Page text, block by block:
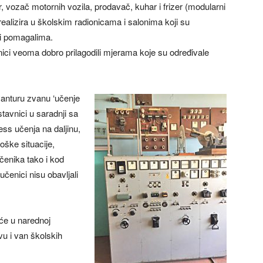
vozač motornih vozila, prodavač, kuhar i frizer (modularni
u školskim radionicama i salonima koji su
veoma dobro prilagodili mjerama koje su određivale
zvanu ‘učenje
u saradnji sa
učenja na daljinu,
situacije,
tako i kod
nisu obavljali
u narednoj
i van školskih